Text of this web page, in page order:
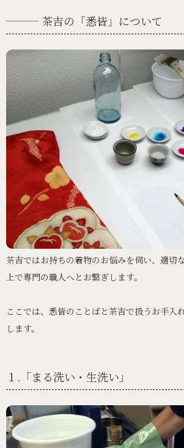
茶吉の「悉皆」について
茶吉ではお持ちの着物のお悩みを伺い、適切
上で専門の職人へとお繋ぎします。
ここでは、悉皆のことばと茶吉で扱うお手入
します。
１.「まる洗い・生洗い」